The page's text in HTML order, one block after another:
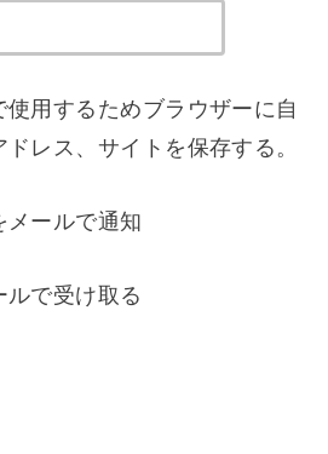
用するためブラウザーに自
レス、サイトを保存する。
メールで通知
で受け取る